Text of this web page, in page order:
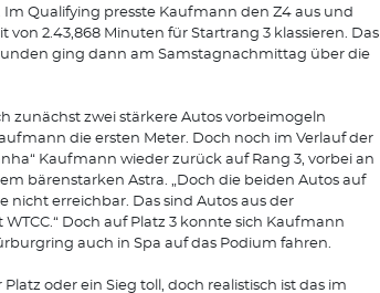
Im Qualifying presste Kaufmann den Z4 aus und
von 2.43,868 Minuten für Startrang 3 klassieren. Das
ging dann am Samstagnachmittag über die
zunächst zwei stärkere Autos vorbeimogeln
die ersten Meter. Doch noch im Verlauf der
Kaufmann wieder zurück auf Rang 3, vorbei an
bärenstarken Astra. „Doch die beiden Autos auf
nicht erreichbar. Das sind Autos aus der
Doch auf Platz 3 konnte sich Kaufmann
auch in Spa auf das Podium fahren.
oder ein Sieg toll, doch realistisch ist das im